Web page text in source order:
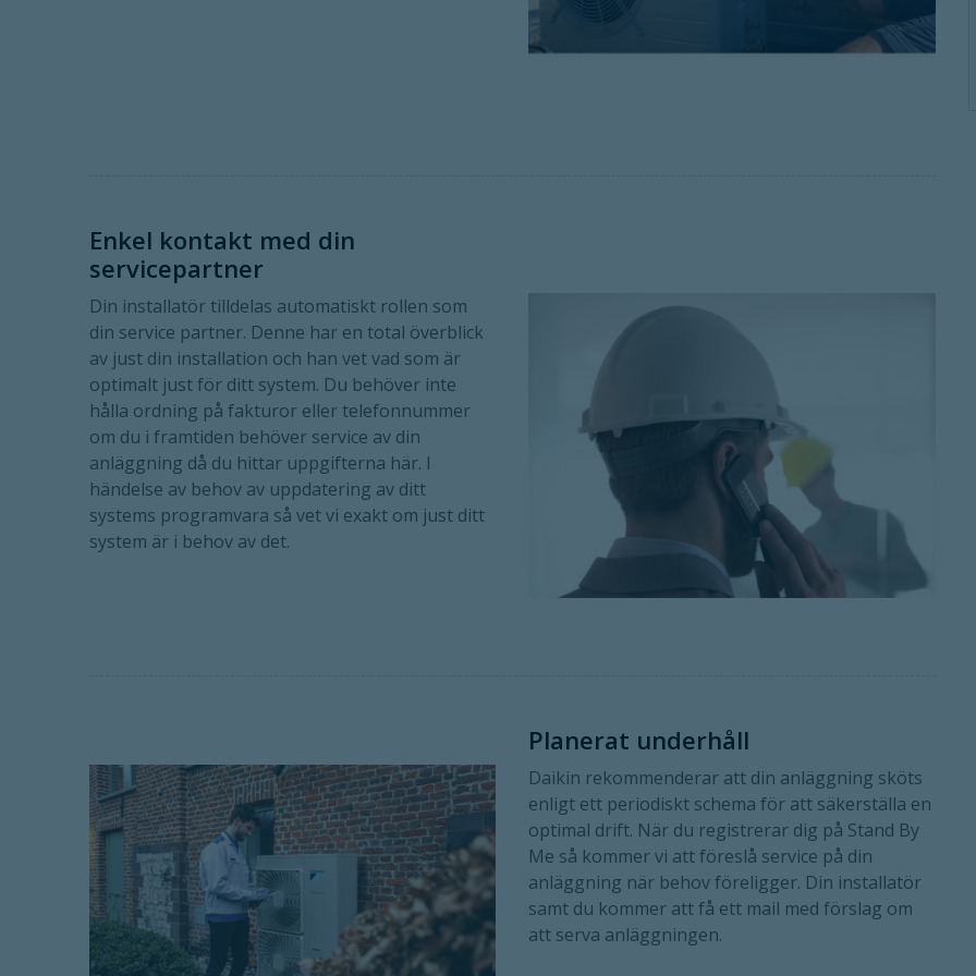
Enkel kontakt med din
servicepartner
Din installatör tilldelas automatiskt rollen som
din service partner. Denne har en total överblick
av just din installation och han vet vad som är
optimalt just för ditt system. Du behöver inte
hålla ordning på fakturor eller telefonnummer
om du i framtiden behöver service av din
anläggning då du hittar uppgifterna här. I
händelse av behov av uppdatering av ditt
systems programvara så vet vi exakt om just ditt
system är i behov av det.
Planerat underhåll
Daikin rekommenderar att din anläggning sköts
enligt ett periodiskt schema för att säkerställa en
optimal drift. När du registrerar dig på Stand By
Me så kommer vi att föreslå service på din
anläggning när behov föreligger. Din installatör
samt du kommer att få ett mail med förslag om
att serva anläggningen.